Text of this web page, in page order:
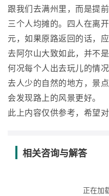
跟我们去满州里，而是提
三个人均摊的。四人在离
元，如果原路返回的话，
去阿尔山大致如此，并不
何况每个人出去玩儿的情
去人少的自然的地方，景
会发现路上的风景更好。
此上内容仅供参考，希望对
相关咨询与解答
正在加